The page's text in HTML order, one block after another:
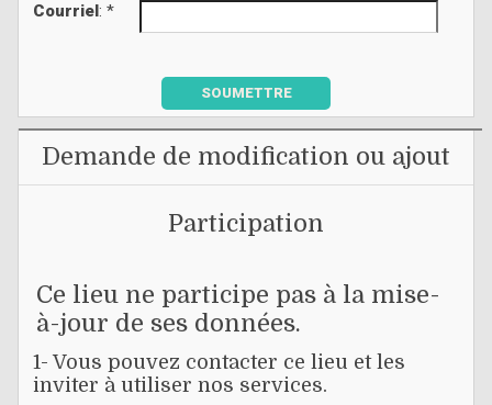
Courriel: *
SOUMETTRE
Demande de modification ou ajout
Participation
Ce lieu ne participe pas à la mise-
à-jour de ses données.
1- Vous pouvez contacter ce lieu et les
inviter à utiliser nos services.